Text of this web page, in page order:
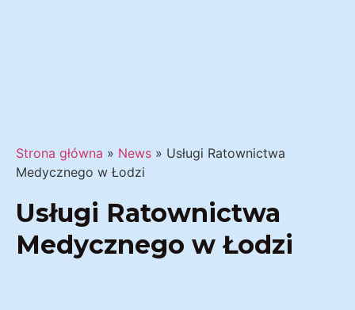
Strona główna » News » Usługi Ratownictwa
Medycznego w Łodzi
Usługi Ratownictwa
Medycznego w Łodzi